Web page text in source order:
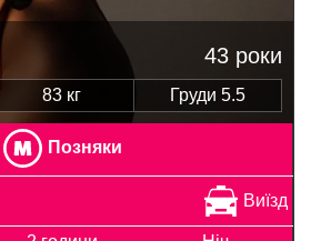
43 роки
83 кг Груди 5.5
Позняки
Виїзд